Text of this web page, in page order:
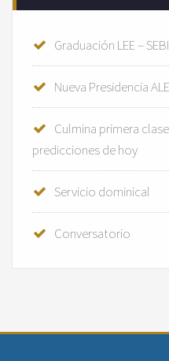
Graduación LEE –
Nueva Presidencia
Culmina primera
predicciones de hoy
Servicio dominical
Conversatorio